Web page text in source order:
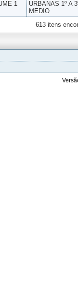
1
URBANAS 1º A
MEDIO
613 itens